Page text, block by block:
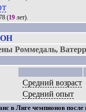
(19лет).
Роммедаль,
Средний возраст
Средний опыт
в Лиге чемпионов после